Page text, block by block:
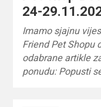
24-
Imamo sjajnu
Friend Pet Shopu
odabrane artikle
ponudu: Popusti